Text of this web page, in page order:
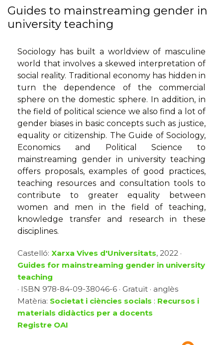
Guides to mainstreaming gender in
university teaching
Sociology has built a worldview of masculine
world that involves a skewed interpretation of
social reality. Traditional economy has hidden in
turn the dependence of the commercial
sphere on the domestic sphere. In addition, in
the field of political science we also find a lot of
gender biases in basic concepts such as justice,
equality or citizenship. The Guide of Sociology,
Economics and Political Science to
mainstreaming gender in university teaching
offers proposals, examples of good practices,
teaching resources and consultation tools to
contribute to greater equality between
women and men in the field of teaching,
knowledge transfer and research in these
disciplines.
Castelló: Xarxa Vives d'Universitats, 2022 ·
Guides for mainstreaming gender in university
teaching
· ISBN 978-84-09-38046-6 · Gratuït · anglès
Matèria: Societat i ciències socials : Recursos i
materials didàctics per a docents
Registre OAI